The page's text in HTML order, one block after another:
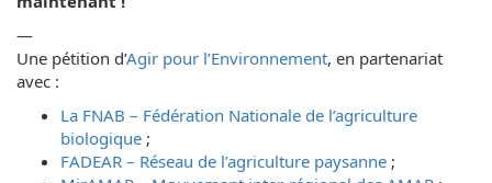
—
Une pétition d’Agir pour l’Environnement, en partenariat
avec :
La FNAB – Fédération Nationale de l’agriculture
biologique ;
FADEAR – Réseau de l’agriculture paysanne ;